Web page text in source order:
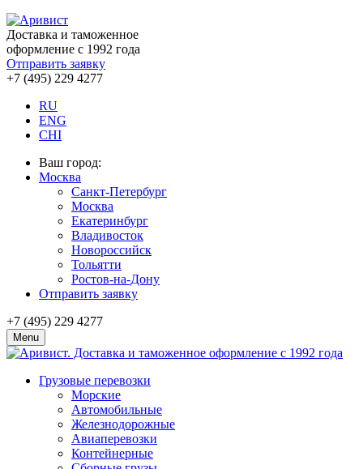
Доставка и таможенное
оформление с 1992 года
Отправить заявку
+7 (495) 229 4277
RU
ENG
CHI
Ваш город:
Москва
Санкт-Петербург
Москва
Екатеринбург
Владивосток
Новороссийск
Тольятти
Ростов-на-Дону
Отправить заявку
+7 (495) 229 4277
Menu
Грузовые перевозки
Морские
Автомобильные
Железно­дорожные
Авиаперевозки
Контейнерные